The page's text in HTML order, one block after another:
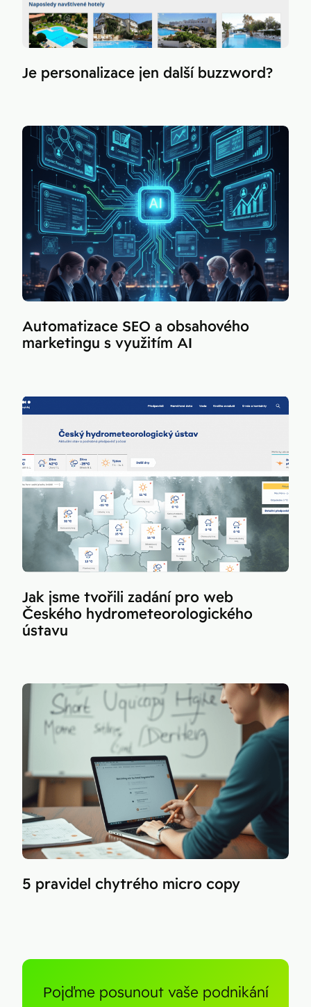
Je personalizace jen další buzzword?
Automatizace SEO a obsahového
marketingu s využitím AI
Jak jsme tvořili zadání pro web
Českého hydrometeorologického
ústavu
5 pravidel chytrého micro copy
Pojďme posunout vaše podnikání